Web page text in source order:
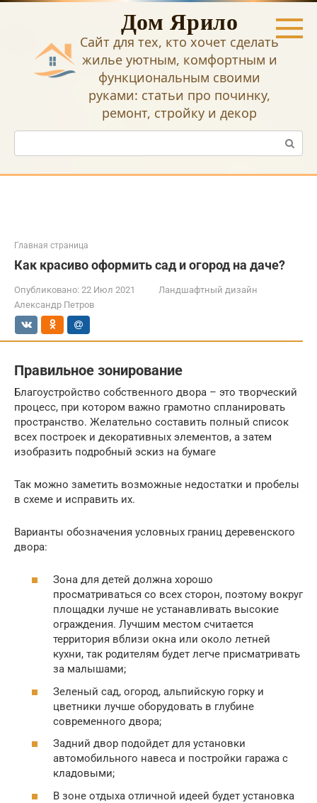
Перейти
Дом Ярило
Сайт для тех, кто хочет сделать
жилье уютным, комфортным и
функциональным своими
руками: статьи про починку,
ремонт, стройку и декор
Поиск:
Главная страница
Как красиво оформить сад и огород на даче?
Опубликовано: 22 Июл 2021
Ландшафтный дизайн
Александр Петров
Правильное зонирование
Благоустройство собственного двора – это творческий
процесс, при котором важно грамотно спланировать
пространство. Желательно составить полный список
всех построек и декоративных элементов, а затем
изобразить подробный эскиз на бумаге
Так можно заметить возможные недостатки и пробелы
в схеме и исправить их.
Варианты обозначения условных границ деревенского
двора:
Зона для детей должна хорошо
просматриваться со всех сторон, поэтому вокруг
площадки лучше не устанавливать высокие
ограждения. Лучшим местом считается
территория вблизи окна или около летней
кухни, так родителям будет легче присматривать
за малышами;
Зеленый сад, огород, альпийскую горку и
цветники лучше оборудовать в глубине
современного двора;
Задний двор подойдет для установки
автомобильного навеса и постройки гаража с
кладовыми;
В зоне отдыха отличной идеей будет установка